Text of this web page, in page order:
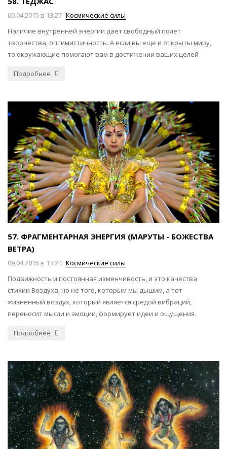
09.04.2015 в 13:27 Космические силы
Наличие внутренней энергии дает свободный полет
творчества, оптимистичность. А если вы еще и открыты миру,
то окружающие помогают вам в достижении ваших целей
Подробнее
57. ФРАГМЕНТАРНАЯ ЭНЕРГИЯ (МАРУТЫ - БОЖЕСТВА
ВЕТРА)
09.04.2015 в 13:24 Космические силы
Подвижность и постоянная изменчивость, и это качества
стихии Воздуха, но не того, которым мы дышим, а тот
жизненный воздух, который является средой вибраций,
переносит мысли и эмоции, формирует идеи и ощущения.
Подробнее